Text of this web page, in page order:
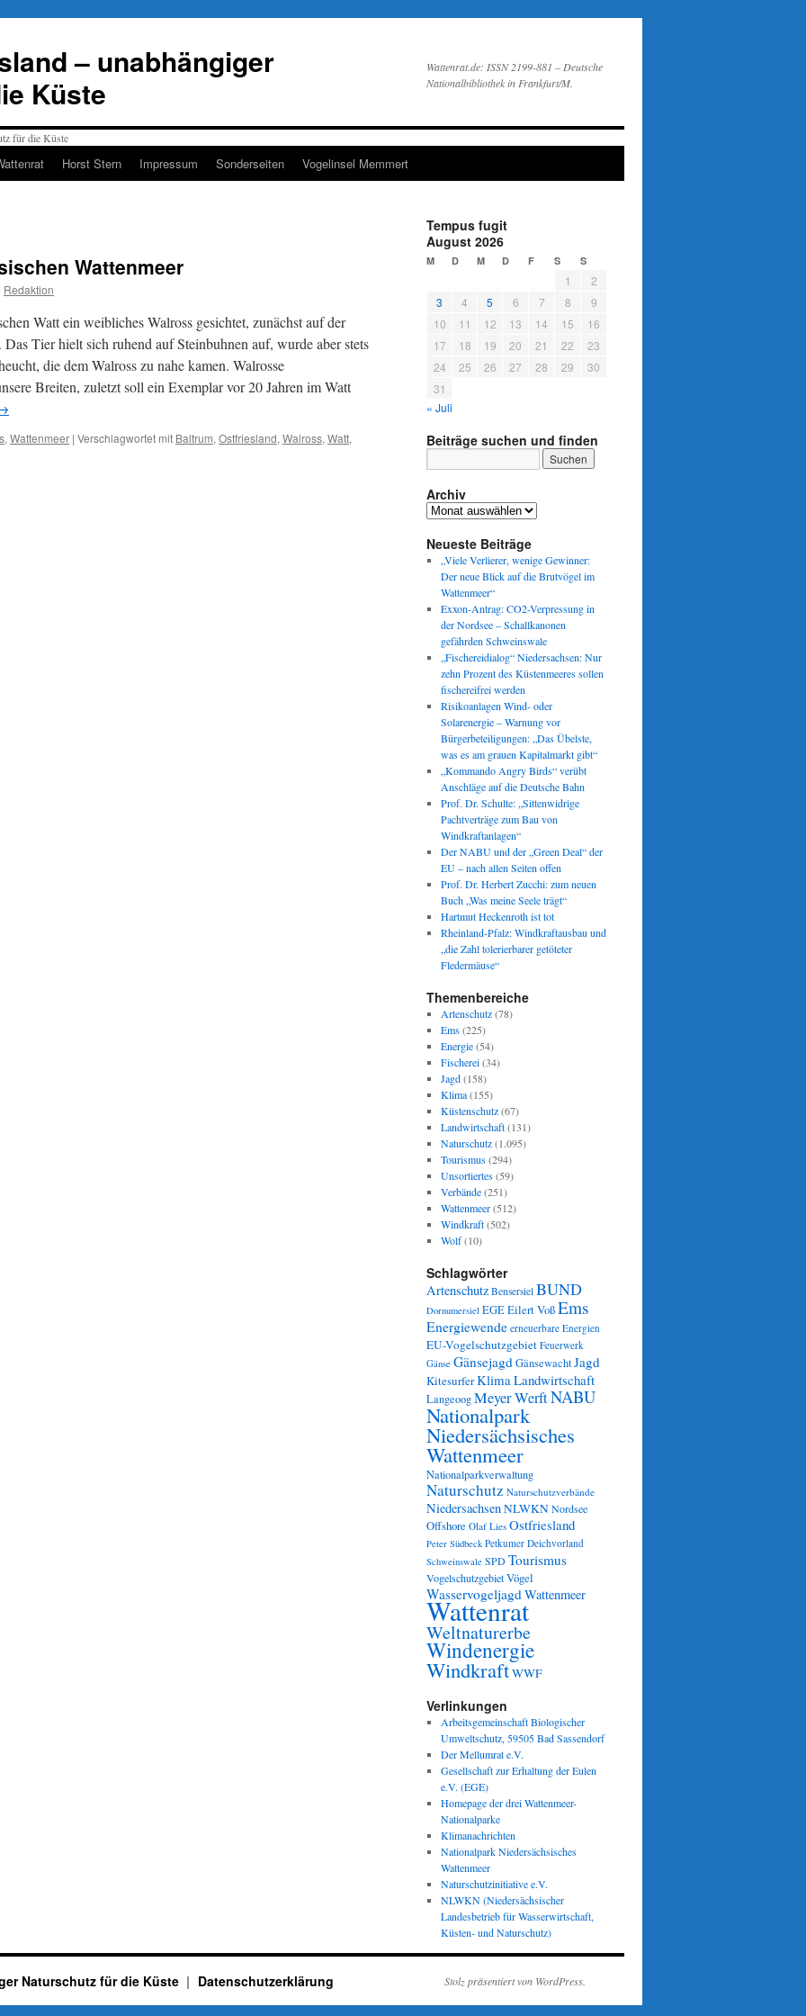
– unabhängiger
Küste
Wattenrat.de: ISSN 2199-881 – Deutsche
Nationalbibliothek in Frankfurt/M.
Horst Stern Impressum Sonderseiten Vogelinsel Memmert
Wattenmeer
Redaktion
Watt ein weibliches Walross gesichtet, zunächst auf der
Tier hielt sich ruhend auf Steinbuhnen auf, wurde aber stets
die dem Walross zu nahe kamen. Walrosse
Breiten, zuletzt soll ein Exemplar vor 20 Jahren im Watt
, Wattenmeer | Verschlagwortet mit Baltrum, Ostfriesland, Walross, Watt,
Tempus fugit
August 2026
M D M D F S S
1
2
3
4 5 6 7 8
9
10
11 12 13 14 15
16
17
18 19 20 21 22
23
24
25 26 27 28 29
30
31
« Juli
Beiträge suchen und finden
Archiv
Archiv
Neueste Beiträge
„Viele Verlierer, wenige Gewinner:
Der neue Blick auf die Brutvögel im
Wattenmeer“
Exxon-Antrag: CO2-Verpressung in
der Nordsee – Schallkanonen
gefährden Schweinswale
„Fischereidialog“ Niedersachsen: Nur
zehn Prozent des Küstenmeeres sollen
fischereifrei werden
Risikoanlagen Wind- oder
Solarenergie – Warnung vor
Bürgerbeteiligungen: „Das Übelste,
was es am grauen Kapitalmarkt gibt“
„Kommando Angry Birds“ verübt
Anschläge auf die Deutsche Bahn
Prof. Dr. Schulte: „Sittenwidrige
Pachtverträge zum Bau von
Windkraftanlagen“
Der NABU und der „Green Deal“ der
EU – nach allen Seiten offen
Prof. Dr. Herbert Zucchi: zum neuen
Buch „Was meine Seele trägt“
Hartmut Heckenroth ist tot
Rheinland-Pfalz: Windkraftausbau und
„die Zahl tolerierbarer getöteter
Fledermäuse“
Themenbereiche
Artenschutz(78)
Ems(225)
Energie(54)
Fischerei(34)
Jagd(158)
Klima(155)
Küstenschutz(67)
Landwirtschaft(131)
Naturschutz(1.095)
Tourismus(294)
Unsortiertes(59)
Verbände(251)
Wattenmeer(512)
Windkraft(502)
Wolf(10)
Schlagwörter
Artenschutz Bensersiel BUND
Dornumersiel EGEEilert VoßEms
Energiewende erneuerbare Energien
EU-Vogelschutzgebiet Feuerwerk
Gänse GänsejagdGänsewachtJagd
KitesurferKlimaLandwirtschaft
LangeoogMeyer WerftNABU
Nationalpark
Niedersächsisches
Wattenmeer
Nationalparkverwaltung
Naturschutz Naturschutzverbände
NiedersachsenNLWKNNordsee
Offshore Olaf Lies Ostfriesland
Peter Südbeck Petkumer Deichvorland
Schweinswale SPDTourismus
VogelschutzgebietVögel
WasservogeljagdWattenmeer
Wattenrat
Weltnaturerbe
Windenergie
WindkraftWWF
Verlinkungen
Arbeitsgemeinschaft Biologischer
Umweltschutz, 59505 Bad Sassendorf
Der Mellumrat e.V.
Gesellschaft zur Erhaltung der Eulen
e.V. (EGE)
Homepage der drei Wattenmeer-
Nationalparke
Klimanachrichten
Nationalpark Niedersächsisches
Wattenmeer
Naturschutzinitiative e.V.
NLWKN (Niedersächsischer
Landesbetrieb für Wasserwirtschaft,
Küsten- und Naturschutz)
Naturschutz für die Küste Datenschutzerklärung Stolz präsentiert von WordPress.